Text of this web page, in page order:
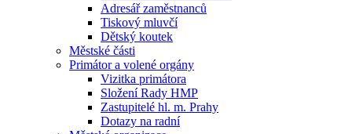
Adresář zaměstnanců
Tiskový mluvčí
Dětský koutek
Městské části
Primátor a volené orgány
Vizitka primátora
Složení Rady HMP
Zastupitelé hl. m. Prahy
Dotazy na radní